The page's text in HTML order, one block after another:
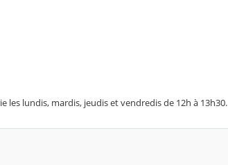
lundis, mardis, jeudis et vendredis de 12h à 13h30.